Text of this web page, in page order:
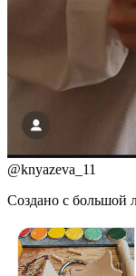
@knyazeva_11
Создано с большой